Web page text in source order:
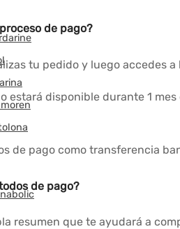
de pago?
tu pedido y luego accedes
estará disponible durante 1
de pago como transferencia
de pago?
resumen que te ayudará a